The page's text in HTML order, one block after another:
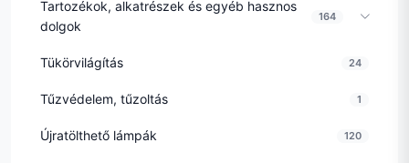
Tartozékok, alkatrészek és egyéb hasznos
dolgok
164
Tükörvilágítás 24
Tűzvédelem, tűzoltás 1
Újratölthető lámpák 120